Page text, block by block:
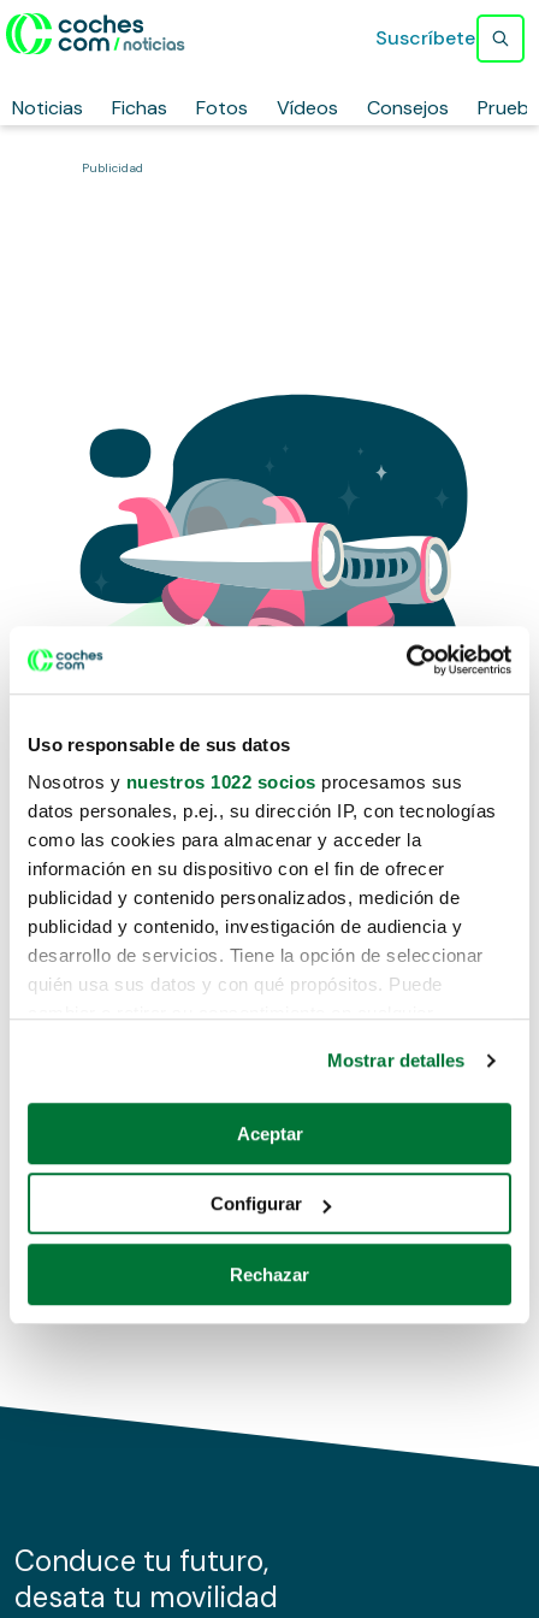
Uso responsable de sus datos
Nosotros y nuestros 1022 socios procesamos sus
datos personales, p.ej., su dirección IP, con tecnologías
como las cookies para almacenar y acceder la
información en su dispositivo con el fin de ofrecer
publicidad y contenido personalizados, medición de
publicidad y contenido, investigación de audiencia y
desarrollo de servicios. Tiene la opción de seleccionar
quién usa sus datos y con qué propósitos. Puede
Si lo permite, también quisiéramos:
Recopilar información sobre su ubicación geográfica
Identificar su dispositivo analizándolo activamente
para buscar características específicas (huellas
Obtenga más información sobre cómo se procesan sus
de cookies.
información sobre el uso que haga del sitio web con
nuestros partners de redes sociales, publicidad y análisis
Mostrar detalles
Aceptar
Configurar
Rechazar
Noticias Fichas Fotos Vídeos Consejos
Suscríbete
Publicidad
Lo sentimos, no sabemos como
te hemos traido hasta aquí.
Pero puedes encontrar el coche que estás
buscando en alguno de estos enlaces:
Coches de segunda mano
Coches de km0
Conduce tu futuro,
desata tu movilidad